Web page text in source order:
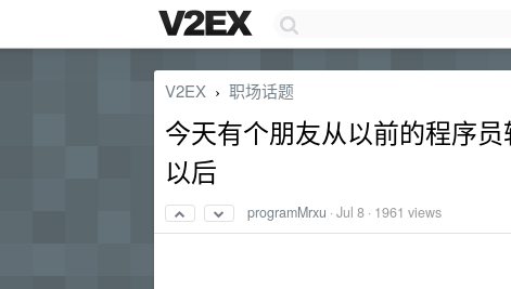
V2EX › 职场话题
今天有个朋友从以前的程序
以后
programMrxu ·Jul 8 · 1961 views